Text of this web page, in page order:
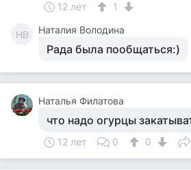
12 лет 1
НВ Наталия Володина
Рада была пообщаться:)
Наталья Филатова
что надо огурцы
12 лет 0 0